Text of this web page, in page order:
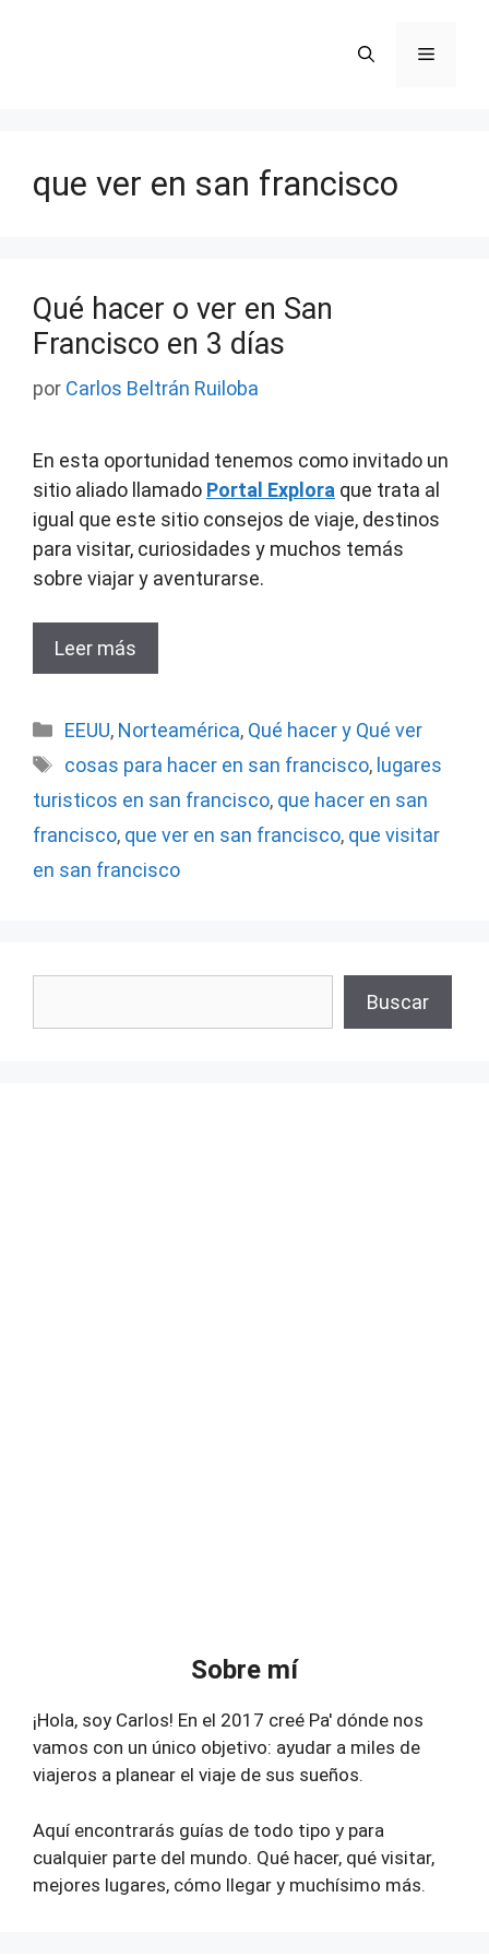
Menú
que ver en san francisco
Qué hacer o ver en San
Francisco en 3 días
por Carlos Beltrán Ruiloba
En esta oportunidad tenemos como invitado un
sitio aliado llamado Portal Explora que trata al
igual que este sitio consejos de viaje, destinos
para visitar, curiosidades y muchos temás
sobre viajar y aventurarse.
Leer más
Categorías
EEUU, Norteamérica, Qué hacer y Qué ver
Etiquetas
cosas para hacer en san francisco, lugares
turisticos en san francisco, que hacer en san
francisco, que ver en san francisco, que visitar
en san francisco
Buscar
Sobre mí
¡Hola, soy Carlos! En el 2017 creé Pa' dónde nos
vamos con un único objetivo: ayudar a miles de
viajeros a planear el viaje de sus sueños.
Aquí encontrarás guías de todo tipo y para
cualquier parte del mundo. Qué hacer, qué visitar,
mejores lugares, cómo llegar y muchísimo más.